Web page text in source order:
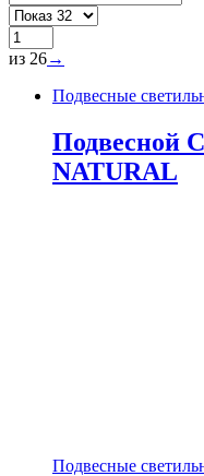
из 26→
Подвесные
Подвесной
NATURAL
Подвесные